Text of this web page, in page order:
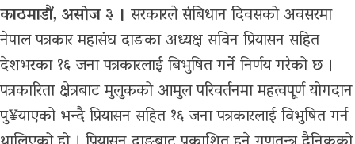
काठमाडौं, असोज ३ । सरकारले संबिधान दिवसको अवसरमा
नेपाल पत्रकार महासंघ दाङका अध्यक्ष सविन प्रियासन सहित
देशभरका १६ जना पत्रकारलाई बिभुषित गर्ने निर्णय गरेको छ ।
पत्रकारिता क्षेत्रबाट मुलुकको आमुल परिवर्तनमा महत्वपूर्ण योगदान
पु¥याएको भन्दै प्रियासन सहित १६ जना पत्रकारलाई विभुषित गर्न